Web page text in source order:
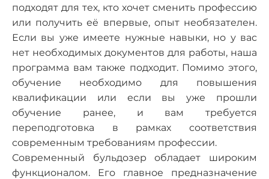
подходят для тех, кто хочет сменить профессию
или получить её впервые, опыт необязателен.
Если вы уже имеете нужные навыки, но у вас
нет необходимых документов для работы, наша
программа вам также подходит. Помимо этого,
обучение необходимо для повышения
квалификации или если вы уже прошли
обучение ранее, и вам требуется
переподготовка в рамках соответствия
современным требованиям профессии.
Современный бульдозер обладает широким
функционалом. Его главное предназначение